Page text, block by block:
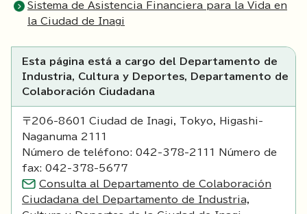
Sistema de Asistencia Financiera para la Vida en
la Ciudad de Inagi
Esta página está a cargo del Departamento de
Industria, Cultura y Deportes, Departamento de
Colaboración Ciudadana
〒206-8601 Ciudad de Inagi, Tokyo, Higashi-
Naganuma 2111
Número de teléfono: 042-378-2111 Número de
fax: 042-378-5677
Consulta al Departamento de Colaboración
Ciudadana del Departamento de Industria,